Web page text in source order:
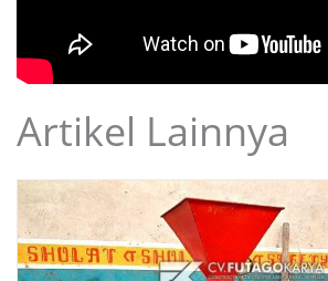
Artikel Lainnya